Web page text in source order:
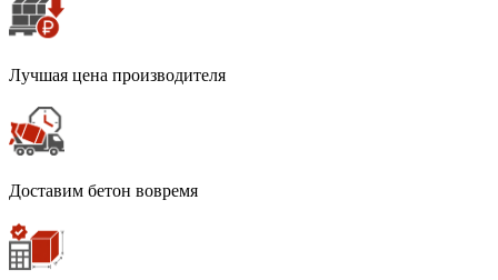
Лучшая цена производителя
Доставим бетон вовремя